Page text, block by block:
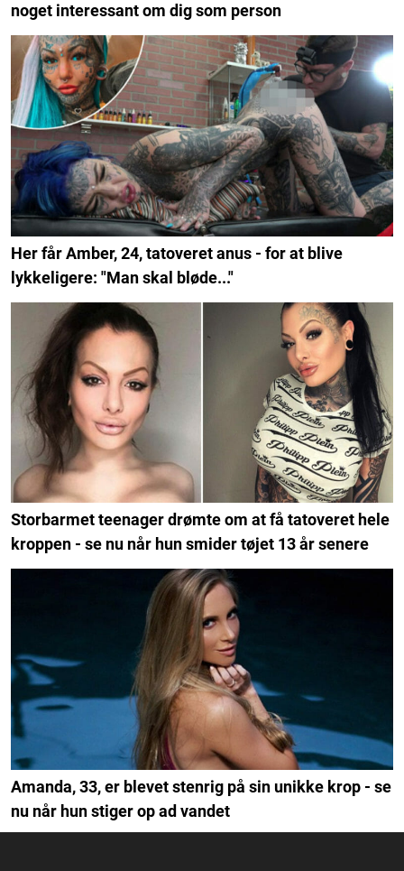
noget interessant om dig som person
Her får Amber, 24, tatoveret anus - for at blive
lykkeligere: "Man skal bløde..."
Storbarmet teenager drømte om at få tatoveret hele
kroppen - se nu når hun smider tøjet 13 år senere
Amanda, 33, er blevet stenrig på sin unikke krop - se
nu når hun stiger op ad vandet